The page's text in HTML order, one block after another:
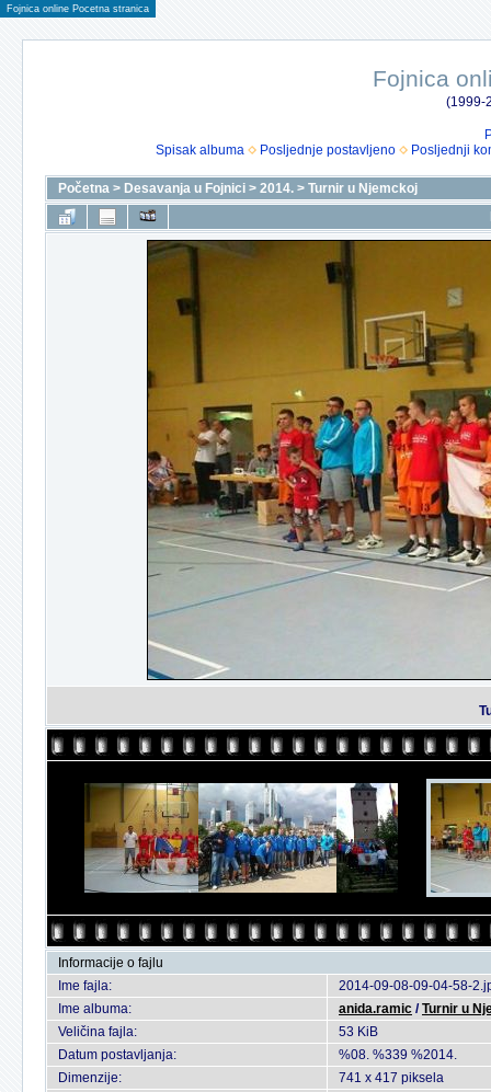
Fojnica online Pocetna stranica
Fojnica
(1999-
Spisak albuma
Posljednje postavljeno Posljednji
Početna > Desavanja u Fojnici > 2014. > Turnir u Njemckoj
Informacije o fajlu
Ime fajla:
2014-09-08-09-04-58-
Ime albuma:
anida.ramic /Turnir u
Veličina fajla:
53 KiB
Datum postavljanja:
%08. %339 %2014.
Dimenzije:
741 x 417 piksela